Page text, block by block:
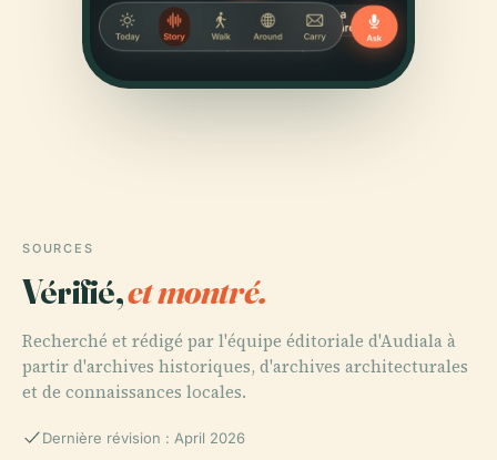
SOURCES
Vérifié,et montré.
Recherché et rédigé par l'équipe éditoriale d'Audiala à
partir d'archives historiques, d'archives architecturales
et de connaissances locales.
Dernière révision : April 2026